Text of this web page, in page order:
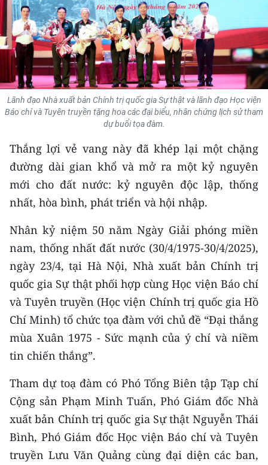
Y TẾ
KHOA HỌC - CÔNG NGHỆ
MÔI TRƯỜNG
BẠN ĐỌC
KIỂM CHỨNG THÔNG TIN
TRI THỨC CHUYÊN SÂU
54 DÂN TỘC VIỆT NAM
CHƯƠNG TRÌNH OCOP - MỖI XÃ
MỘT SẢN PHẨM
RADIO
MEDIA CENTER
E-Magazine
Video
Media Kinh tế
Media Văn hóa
Media Xã hội
Lãnh đạo Nhà xuất bản Chính trị quốc gia Sự thật và lãnh đạo Học viện
Báo chí và Tuyên truyền tặng hoa các đại biểu, nhân chứng lịch sử tham
dự buổi tọa đàm.
Thắng lợi vẻ vang này đã khép lại một chặng
đường dài gian khổ và mở ra một kỷ nguyên
mới cho đất nước: kỷ nguyên độc lập, thống
nhất, hòa bình, phát triển và hội nhập.
Nhân kỷ niệm 50 năm Ngày Giải phóng miền
nam, thống nhất đất nước (30/4/1975-30/4/2025),
ngày 23/4, tại Hà Nội, Nhà xuất bản Chính trị
quốc gia Sự thật phối hợp cùng Học viện Báo chí
và Tuyên truyền (Học viện Chính trị quốc gia Hồ
Chí Minh) tổ chức tọa đàm với chủ đề “Đại thắng
mùa Xuân 1975 - Sức mạnh của ý chí và niềm
tin chiến thắng”.
Tham dự toạ đàm có Phó Tổng Biên tập Tạp chí
Cộng sản Phạm Minh Tuấn, Phó Giám đốc Nhà
xuất bản Chính trị quốc gia Sự thật Nguyễn Thái
Bình, Phó Giám đốc Học viện Báo chí và Tuyên
truyền Lưu Văn Quảng cùng đại diện các ban,